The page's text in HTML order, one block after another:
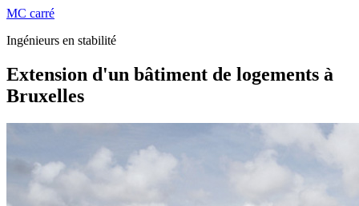
MC carré
Ingénieurs en stabilité
Extension d'un bâtiment de logements à
Bruxelles